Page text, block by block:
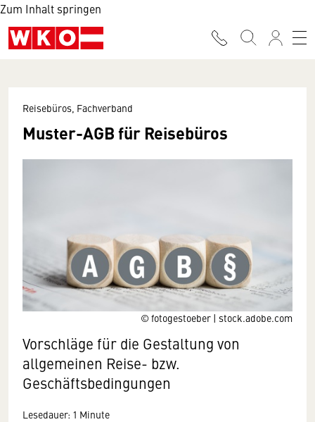
Zum Inhalt springen
© fotogestoeber | stock.adobe.com
Reisebüros, Fachverband
Muster-AGB für Reisebüros
Vorschläge für die Gestaltung von
allgemeinen Reise- bzw.
Geschäftsbedingungen
Lesedauer: 1 Minute